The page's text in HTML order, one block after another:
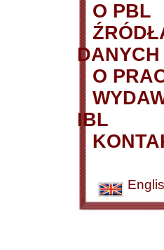
O PBL
DANYCH
O
IBL